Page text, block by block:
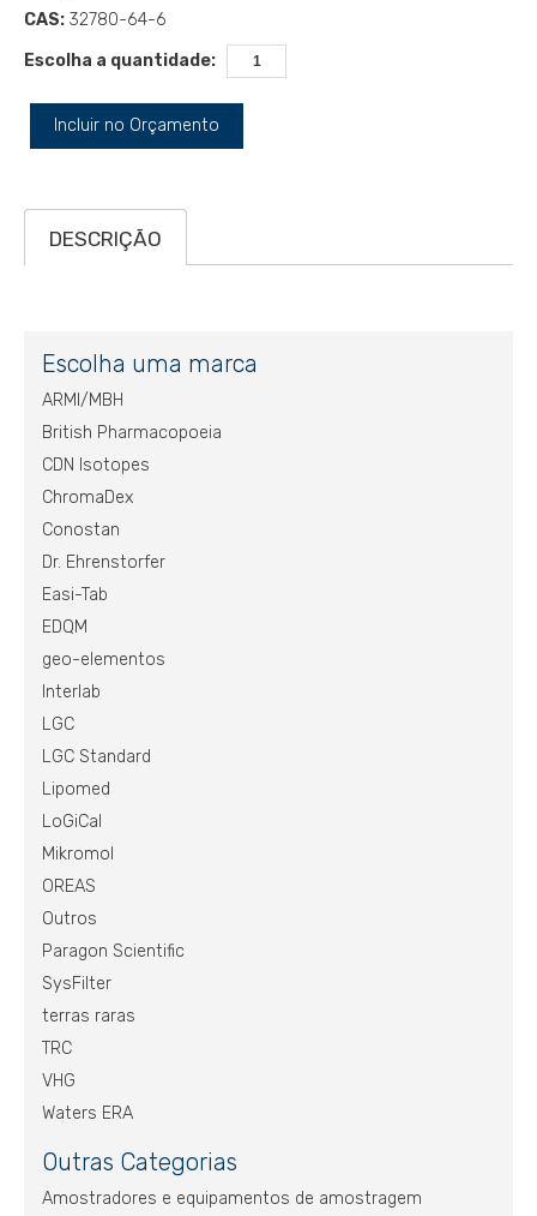
CAS: 32780-64-6
Escolha a quantidade:
Incluir no Orçamento
DESCRIÇÃO
Escolha uma marca
ARMI/MBH
British Pharmacopoeia
CDN Isotopes
ChromaDex
Conostan
Dr. Ehrenstorfer
Easi-Tab
EDQM
geo-elementos
Interlab
LGC
LGC Standard
Lipomed
LoGiCal
Mikromol
OREAS
Outros
Paragon Scientific
SysFilter
terras raras
TRC
VHG
Waters ERA
Outras Categorias
Amostradores e equipamentos de amostragem